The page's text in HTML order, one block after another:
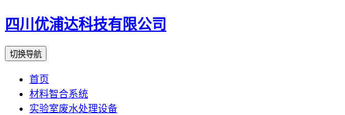
四川优浦达科技有限公司
切换导航
首页
材料智合系统
实验室废水处理设备